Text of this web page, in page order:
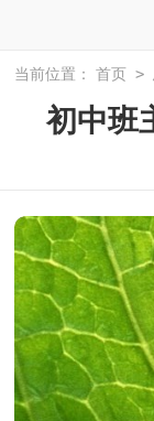
当前位置： 首页 >
初中班